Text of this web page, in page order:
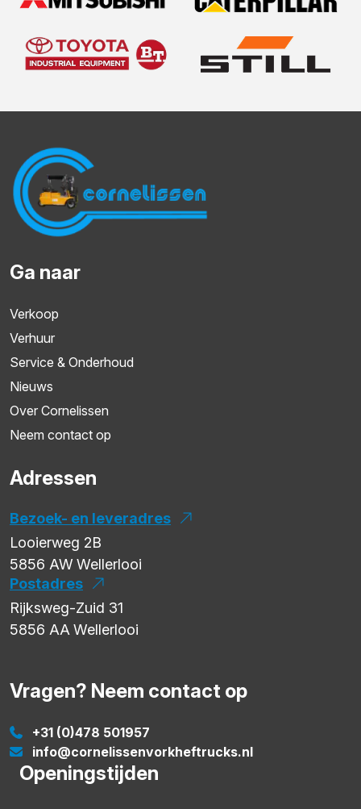
Ga naar
Verkoop
Verhuur
Service & Onderhoud
Nieuws
Over Cornelissen
Neem contact op
Adressen
Bezoek- en leveradres
Looierweg 2B
5856 AW Wellerlooi
Postadres
Rijksweg-Zuid 31
5856 AA Wellerlooi
Vragen? Neem contact op
+31 (0)478 501957
info@cornelissenvorkheftrucks.nl
Openingstijden